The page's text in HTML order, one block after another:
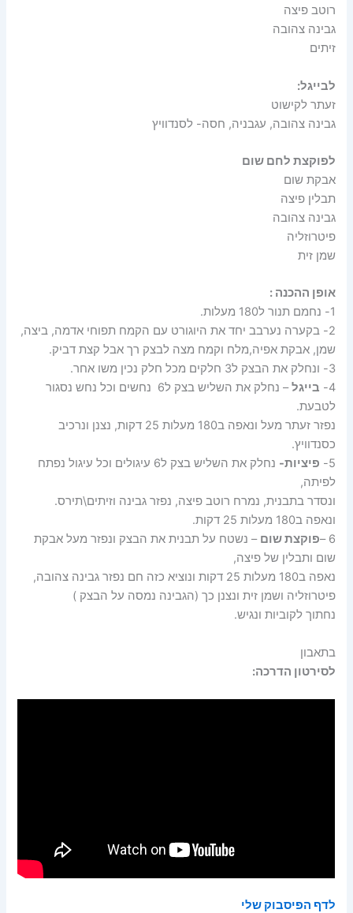
רוטב פיצה
גבינה צהובה
זיתים
לבייגל:
זעתר לקישוט
גבינה צהובה, עגבניה, חסה- לסנדוויץ
לפוקצת לחם שום
אבקת שום
תבלין פיצה
גבינה צהובה
פיטרוזליה
שמן זית
אופן ההכנה :
1- נחמם תנור ל180 מעלות.
2- בקערה נערבב יחד את היוגורט עם הקמח תפוחי אדמה, ביצה,
שמן, אבקת אפיה,מלח וקמח מצה לבצק רך אבל קצת דביק.
3- ונחלק את הבצק ל3 חלקים מכל חלק נכין משו אחר.
4-
בייגל
– נחלק את השליש בצק ל6 נחשים וכל נחש נסגור
לטבעת.
נפזר זעתר מעל ונאפה ב180 מעלות 25 דקות, נצנן ונרכיב
כסנדוויץ.
5-
פיציות-
נחלק את השליש בצק ל6 עיגולים וכל עיגול נפתח
לפיתה,
ונסדר בתבנית, נמרח רוטב פיצה, נפזר גבינה וזיתים\תירס.
ונאפה ב180 מעלות 25 דקות.
6 –
פוקצת שום – נשטח על תבנית את הבצק ונפזר מעל אבקת
שום ותבלין של פיצה,
נאפה ב180 מעלות 25 דקות ונוציא כזה חם נפזר גבינה צהובה,
פיטרוזליה ושמן זית ונצנן כך (הגבינה נמסה על הבצק )
נחתוך לקוביות ונגיש.
בתאבון
לסירטון הדרכה:
לדף הפיסבוק שלי